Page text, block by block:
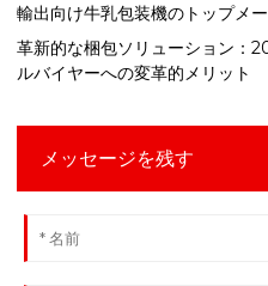
輸出向け牛乳包装機のトップメ
革新的な梱包ソリューション：
ルバイヤーへの変革的メリット
メッセージを残す